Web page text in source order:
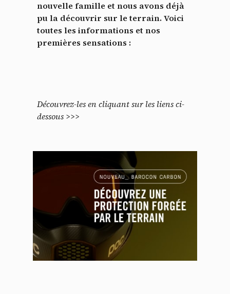
nouvelle famille et nous avons déjà
pu la découvrir sur le terrain. Voici
toutes les informations et nos
premières sensations :
Découvrez-les en cliquant sur les liens ci-
dessous >>>